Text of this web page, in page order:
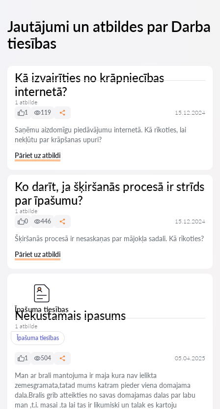
Jautājumi un atbildes par Darba
tiesības
Kā izvairīties no krāpniecības
internetā?
1 atbilde
1
119 15.12.2024
Saņēmu aizdomīgu piedāvājumu internetā. Kā rīkoties, lai
nekļūtu par krāpšanas upuri?
Pāriet uz atbildi
Ko darīt, ja šķiršanās procesā ir strīds
par īpašumu?
1 atbilde
0
446 15.12.2024
Šķiršanās procesā ir nesaskaņas par mājokļa sadali. Kā rīkoties?
Pāriet uz atbildi
Īpašuma tiesības
Nekustamais ipasums
1 atbilde
Īpašuma tiesības
1 504 05.04.2025
Man ar brali mantojuma ir maja kura nav ielikta
zemesgramata,tatad mums katram pieder viena domajama
dala.Bralis grib atteikties no savas domajamas dalas par labu
man ,t.i. masai .ta lai tas ir likumiski un talak es kartoju